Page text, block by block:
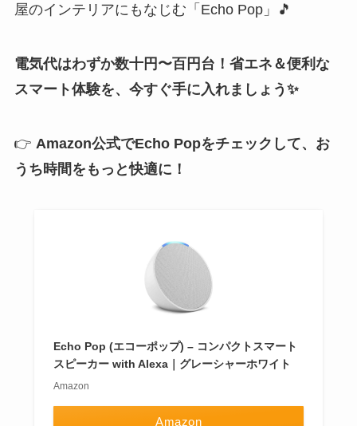
屋のインテリアにもなじむ「Echo Pop」🎵
電気代はわずか数十円〜百円台！省エネ＆便利な
スマート体験を、今すぐ手に入れましょう✨
👉 Amazon公式でEcho Popをチェックして、お
うち時間をもっと快適に！
Echo Pop (エコーポップ) – コンパクトスマート
スピーカー with Alexa｜グレーシャーホワイト
Amazon
Amazon